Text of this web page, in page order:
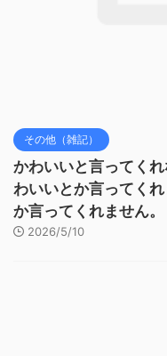
その他（雑記）
かわいいと言ってく
わいいとか言ってく
か言ってくれません。
2026/5/10